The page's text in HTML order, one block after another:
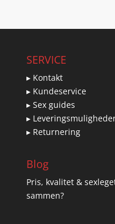
SERVICE
▸ Kontakt
▸ Kundeservice
▸ Sex guides
▸
▸ Returnering
Blog
Pris, kvalitet &
sammen?